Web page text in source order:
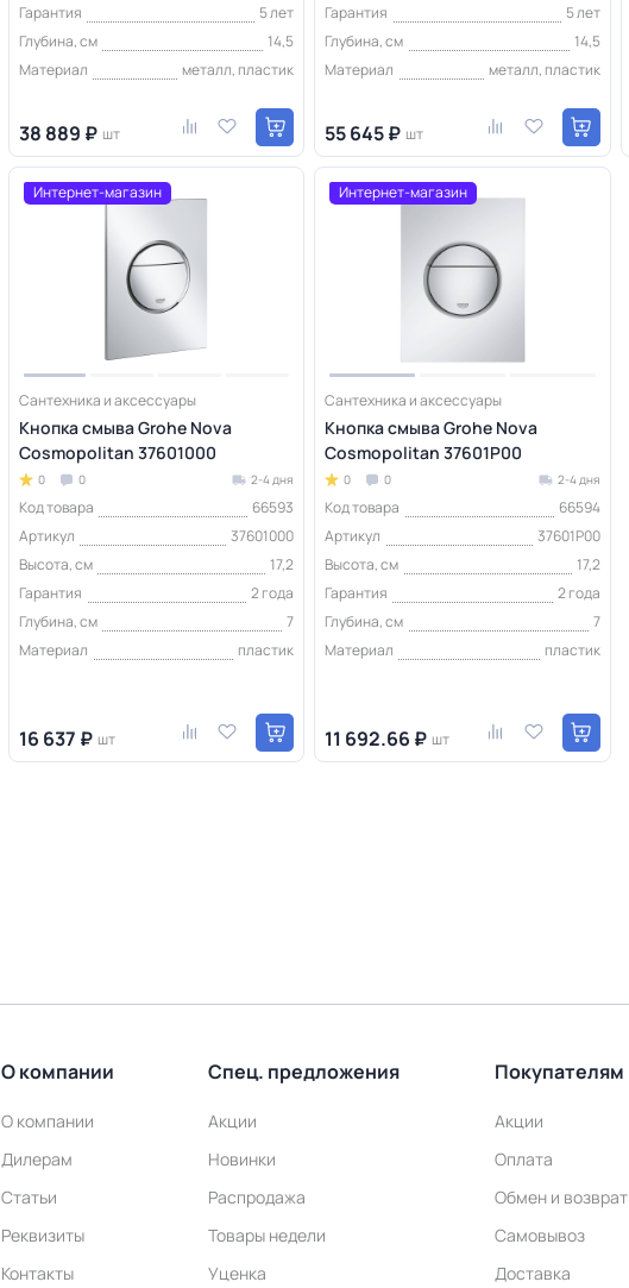
Гарантия
5 лет
Глубина, см
14,5
Материал
металл, пластик
38 889 ₽ шт
Гарантия
5 лет
Глубина, см
14,5
Материал
металл, пластик
55 645 ₽ шт
Интернет-магазин
Сантехника и аксессуары
Кнопка смыва Grohe Nova
Cosmopolitan 37601000
0 0 2-4 дня
Код товара
66593
Артикул
37601000
Высота, см
17,2
Гарантия
2 года
Глубина, см
7
Материал
пластик
16 637 ₽ шт
Интернет-магазин
Сантехника и аксессуары
Кнопка смыва Grohe Nova
Cosmopolitan 37601P00
0 0 2-4 дня
Код товара
66594
Артикул
37601P00
Высота, см
17,2
Гарантия
2 года
Глубина, см
7
Материал
пластик
11 692.66 ₽ шт
О компании
О компании
Дилерам
Статьи
Реквизиты
Контакты
Спец. предложения
Акции
Новинки
Распродажа
Товары недели
Уценка
Покупателям
Акции
Оплата
Обмен и возврат
Самовывоз
Доставка